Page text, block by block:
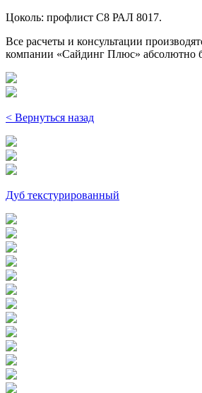
Цоколь: профлист С8 РАЛ 8017.
Все расчеты и консультации
компании «Сайдинг Плюс» абсолютно
< Вернуться назад
Дуб текстурированный